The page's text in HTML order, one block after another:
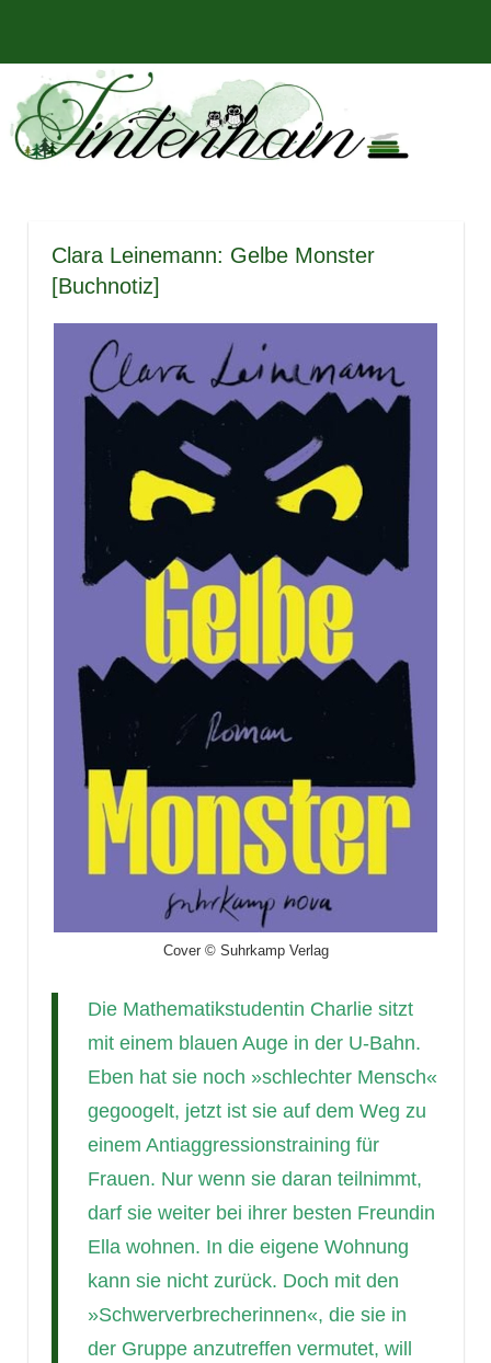
springen
Tintenhain
–
Der
Rezensionen
und
mehr
Clara Leinemann: Gelbe Monster
[Buchnotiz]
Cover © Suhrkamp Verlag
Die Mathematikstudentin Charlie sitzt
mit einem blauen Auge in der U-Bahn.
Eben hat sie noch »schlechter Mensch«
gegoogelt, jetzt ist sie auf dem Weg zu
einem Antiaggressionstraining für
Frauen. Nur wenn sie daran teilnimmt,
darf sie weiter bei ihrer besten Freundin
Ella wohnen. In die eigene Wohnung
kann sie nicht zurück. Doch mit den
»Schwerverbrecherinnen«, die sie in
der Gruppe anzutreffen vermutet, will